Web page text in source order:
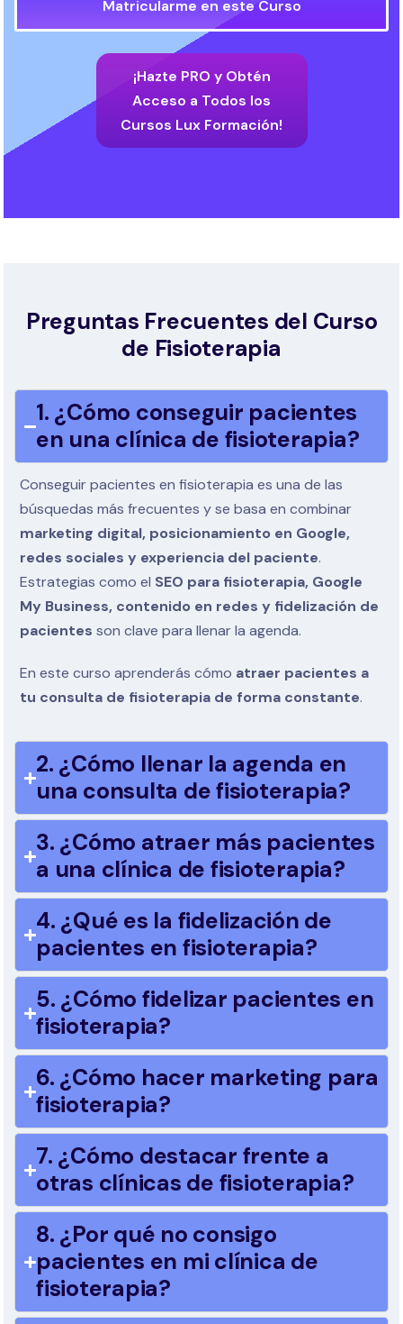
Matricularme en este Curso
¡Hazte PRO y Obtén
Acceso a Todos los
Cursos Lux Formación!
Preguntas Frecuentes del Curso
de Fisioterapia
1. ¿Cómo conseguir pacientes
en una clínica de fisioterapia?
Conseguir pacientes en fisioterapia es una de las
búsquedas más frecuentes y se basa en combinar
marketing digital, posicionamiento en Google,
redes sociales y experiencia del paciente.
Estrategias como el SEO para fisioterapia, Google
My Business, contenido en redes y fidelización de
pacientes son clave para llenar la agenda.
En este curso aprenderás cómo atraer pacientes a
tu consulta de fisioterapia de forma constante.
2. ¿Cómo llenar la agenda en
una consulta de fisioterapia?
3. ¿Cómo atraer más pacientes
a una clínica de fisioterapia?
4. ¿Qué es la fidelización de
pacientes en fisioterapia?
5. ¿Cómo fidelizar pacientes en
fisioterapia?
6. ¿Cómo hacer marketing para
fisioterapia?
7. ¿Cómo destacar frente a
otras clínicas de fisioterapia?
8. ¿Por qué no consigo
pacientes en mi clínica de
fisioterapia?